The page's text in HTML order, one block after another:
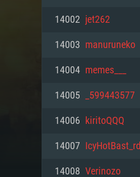
14002 jet262
14003 manuruneko
14004 memes___
14005 _599443577
14006 kiritoQQQ
14007 IcyHotBast_rd
14008 Verinozo